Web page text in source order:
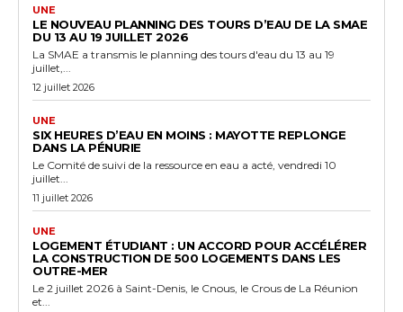
UNE
LE NOUVEAU PLANNING DES TOURS D’EAU DE LA SMAE
DU 13 AU 19 JUILLET 2026
La SMAE a transmis le planning des tours d'eau du 13 au 19
juillet,...
12 juillet 2026
UNE
SIX HEURES D’EAU EN MOINS : MAYOTTE REPLONGE
DANS LA PÉNURIE
Le Comité de suivi de la ressource en eau a acté, vendredi 10
juillet...
11 juillet 2026
UNE
LOGEMENT ÉTUDIANT : UN ACCORD POUR ACCÉLÉRER
LA CONSTRUCTION DE 500 LOGEMENTS DANS LES
OUTRE-MER
Le 2 juillet 2026 à Saint-Denis, le Cnous, le Crous de La Réunion
et...